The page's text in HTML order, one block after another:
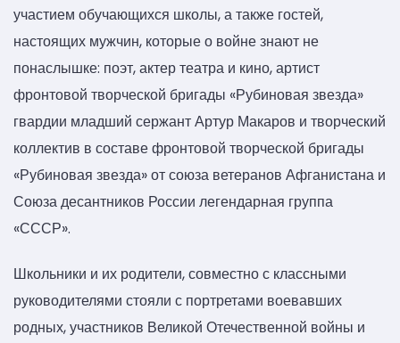
участием обучающихся школы, а также гостей,
настоящих мужчин, которые о войне знают не
понаслышке: поэт, актер театра и кино, артист
фронтовой творческой бригады «Рубиновая звезда»
гвардии младший сержант Артур Макаров и творческий
коллектив в составе фронтовой творческой бригады
«Рубиновая звезда» от союза ветеранов Афганистана и
Союза десантников России легендарная группа
«СССР».
Школьники и их родители, совместно с классными
руководителями стояли с портретами воевавших
родных, участников Великой Отечественной войны и